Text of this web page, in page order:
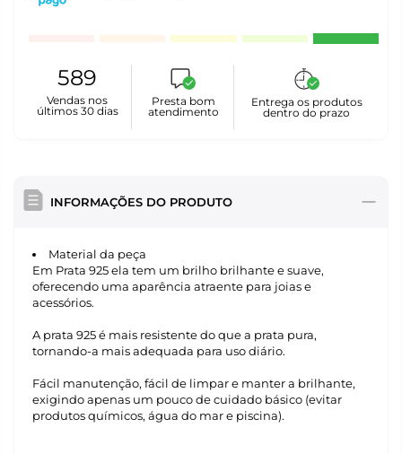
589
Vendas nos
últimos 30 dias
Presta bom
atendimento
Entrega os produtos
dentro do prazo
INFORMAÇÕES DO PRODUTO
Material da peça
Em Prata 925 ela tem um brilho brilhante e suave,
oferecendo uma aparência atraente para joias e
acessórios.
A prata 925 é mais resistente do que a prata pura,
tornando-a mais adequada para uso diário.
Fácil manutenção, fácil de limpar e manter a brilhante,
exigindo apenas um pouco de cuidado básico (evitar
produtos químicos, água do mar e piscina).